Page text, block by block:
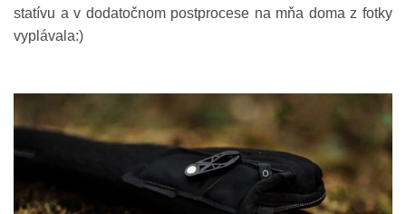
statívu a v dodatočnom postprocese na mňa doma z fotky
vyplávala:)